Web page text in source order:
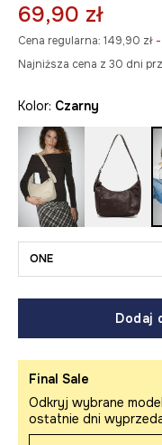
69,90 zł
Cena regularna: 149,90 zł
Najniższa cena z 30 dni
Kolor: czarny
ONE
Dodaj
Final Sale
Odkryj wybrane
ostatnie dni